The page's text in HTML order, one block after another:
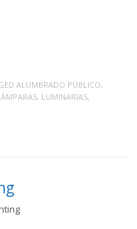
ALUMBRADO PÚBLICO,
, LUMINARIAS,